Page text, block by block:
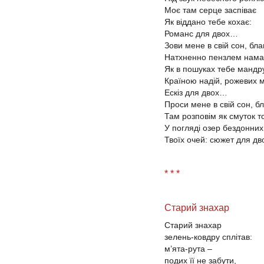
Моє там серце заспіває
Як віддано тебе кохає:
Романс для двох…
Зови мене в свій сон,
Натхненно пензлем
Як в пошуках тебе
Країною надій, рожевих
Ескіз для двох…
Проси мене в свій сон,
Там розповім як смуток
У погляді озер
Твоїх очей: сюжет для
* * *
Старий знахар
Старий знахар
зелень-ковдру сплітав:
м’ята-рута –
подих її не забути,